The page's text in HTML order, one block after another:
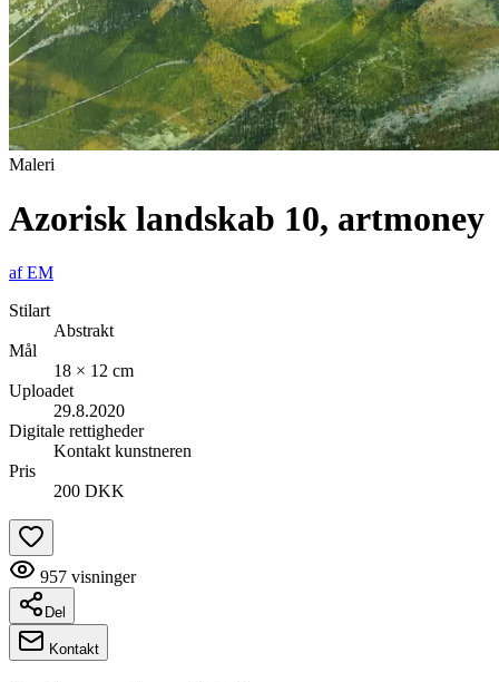
Maleri
Azorisk landskab 10, artmoney
afEM
Stilart
Abstrakt
Mål
18 × 12 cm
Uploadet
29.8.2020
Digitale rettigheder
Kontakt kunstneren
Pris
200 DKK
957 visninger
Del
Kontakt